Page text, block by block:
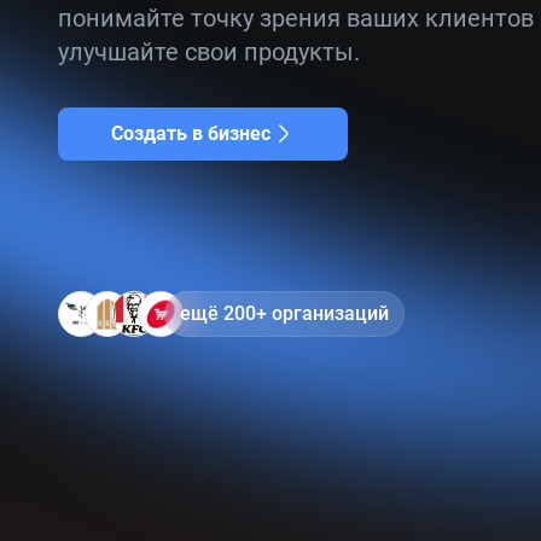
понимайте точку зрения ваших клиентов
улучшайте свои продукты.
Создать в бизнес
ещё 200+ организаций